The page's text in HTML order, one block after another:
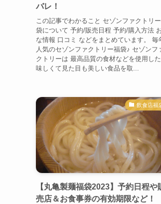
バレ！
この記事でわかること セゾンファクトリ
袋について 予約/販売日程 予約/購入方法
な情報 口コミ などをまとめています。 毎
人気のセゾンファクトリー福袋♪ セゾンフ
クトリーは 最高品質の食材などを使用し
味しくて見た目も美しい食品を取...
飲食店福
【丸亀製麺福袋2023】予約日程や
売店＆お食事券の有効期限など！